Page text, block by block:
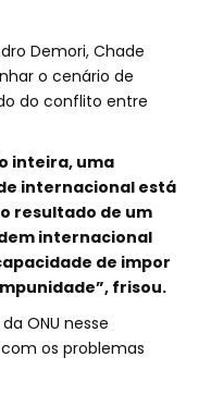
Demori, Chade
o cenário de
do conflito entre
inteira, uma
internacional está
resultado de um
internacional
de impor
frisou.
ONU nesse
os problemas